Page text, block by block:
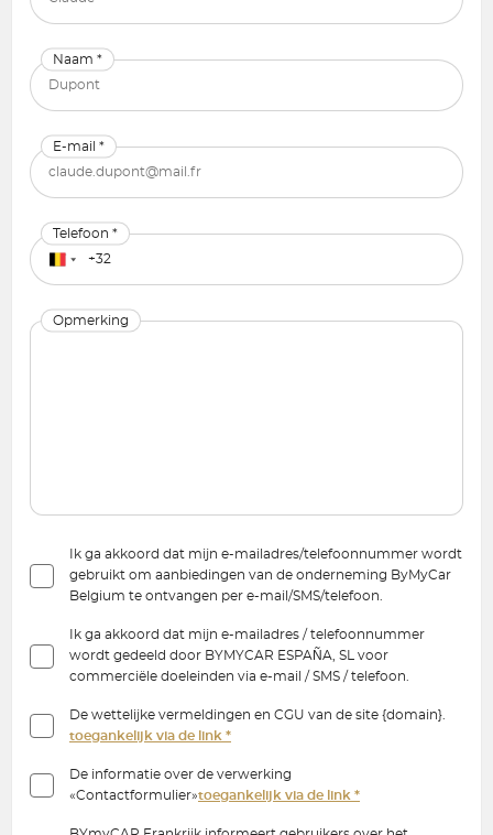
Naam *
E-mail *
Telefoon *
Opmerking
Ik ga akkoord dat mijn e-mailadres/telefoonnummer wordt
gebruikt om aanbiedingen van de onderneming ByMyCar
Belgium te ontvangen per e-mail/SMS/telefoon.
Ik ga akkoord dat mijn e-mailadres / telefoonnummer
wordt gedeeld door BYMYCAR ESPAÑA, SL voor
commerciële doeleinden via e-mail / SMS / telefoon.
De wettelijke vermeldingen en CGU van de site {domain}.
toegankelijk via de link *
De informatie over de verwerking
«Contactformulier»toegankelijk via de link *